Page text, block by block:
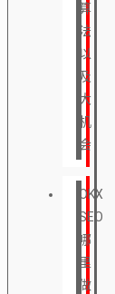
算
法
以
及
大
机
会
OKX
SEO
哪
里
做